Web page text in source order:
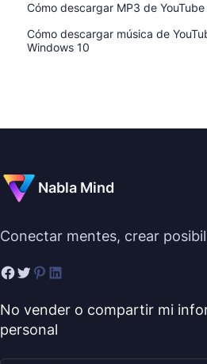
Cómo descargar MP3 de
Cómo descargar música de
Windows 10
Nabla Mind
Conectar mentes, crear
No vender o compartir mi
personal